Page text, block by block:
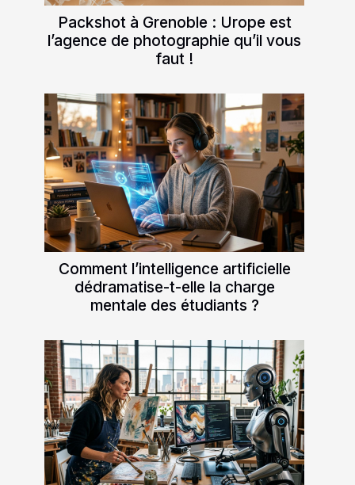
Packshot à Grenoble : Urope est
l’agence de photographie qu’il vous
faut !
Comment l’intelligence artificielle
dédramatise-t-elle la charge
mentale des étudiants ?